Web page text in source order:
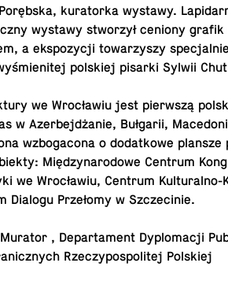
ku­ra­tor­ka wystawy.
wystawy stwo­rzył ceniony grafik
a eks­po­zy­cji to­wa­rzy­szy
pol­skiej pisarki Sylwii
we Wro­cła­wiu jest pierw­szą
w Azer­bej­dża­nie, Buł­ga­rii,
wzbo­ga­co­na o do­dat­ko­we
Mię­dzy­na­ro­do­we Centrum
we Wro­cła­wiu, Centrum
Dialogu Prze­ło­my w Szcze­ci­nie.
, De­par­ta­ment Dy­plo­ma­cji
Rze­czy­po­spo­li­tej Polskiej